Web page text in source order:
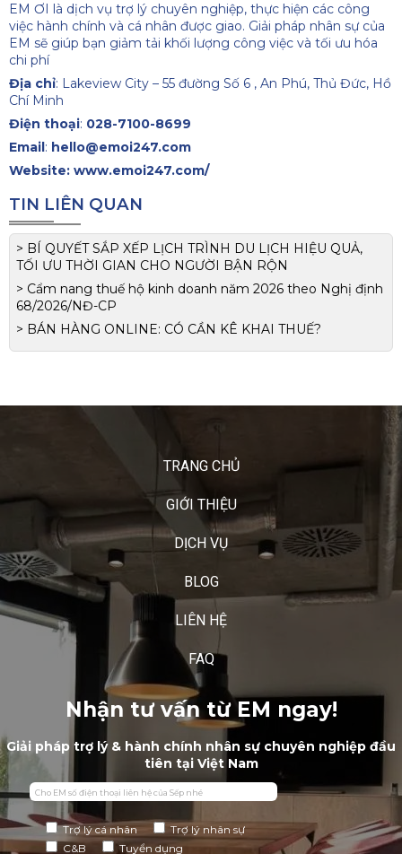
EM ƠI là dịch vụ trợ lý chuyên nghiệp, thực hiện các công
việc hành chính và cá nhân được giao. Giải pháp nhân sự của
EM sẽ giúp bạn giảm tải khối lượng công việc và tối ưu hóa
chi phí
Địa chỉ: Lakeview City – 55 đường Số 6 , An Phú, Thủ Đức, Hồ
Chí Minh
Điện thoại: 028-7100-8699
Email: hello@emoi247.com
Website: www.emoi247.com/
TIN LIÊN QUAN
> BÍ QUYẾT SẮP XẾP LỊCH TRÌNH DU LỊCH HIỆU QUẢ,
TỐI ƯU THỜI GIAN CHO NGƯỜI BẬN RỘN
> Cẩm nang thuế hộ kinh doanh năm 2026 theo Nghị định
68/2026/NĐ-CP
> BÁN HÀNG ONLINE: CÓ CẦN KÊ KHAI THUẾ?
TRANG CHỦ
GIỚI THIỆU
DỊCH VỤ
BLOG
LIÊN HỆ
FAQ
Nhận tư vấn từ EM ngay!
Giải pháp trợ lý & hành chính nhân sự chuyên nghiệp đầu
tiên tại Việt Nam
Trợ lý cá nhân
Trợ lý nhân sự
C&B
Tuyển dụng